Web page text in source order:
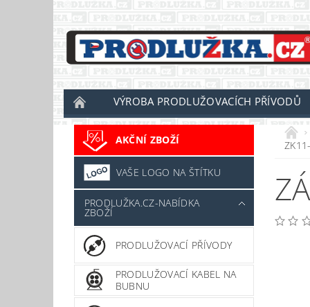
VÝROBA PRODLUŽOVACÍCH PŘÍVODŮ
AKČNÍ ZBOŽÍ
VAŠE LOGO NA ŠTÍTKU
PRODLUŽKA.CZ-NABÍDKA
ZBOŽÍ
PRODLUŽOVACÍ PŘÍVODY
PRODLUŽOVACÍ KABEL NA
BUBNU